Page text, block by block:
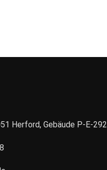
Herford, Gebäude P-E-292